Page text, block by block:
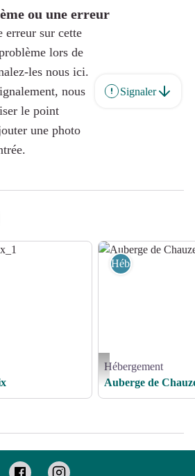
ou une erreur
erreur sur cette
lors de
les nous ici.
nous
le point
une photo
Signaler
Auberge de Chauzeix_1 -
Hébergement
Hébergement
Auberge de